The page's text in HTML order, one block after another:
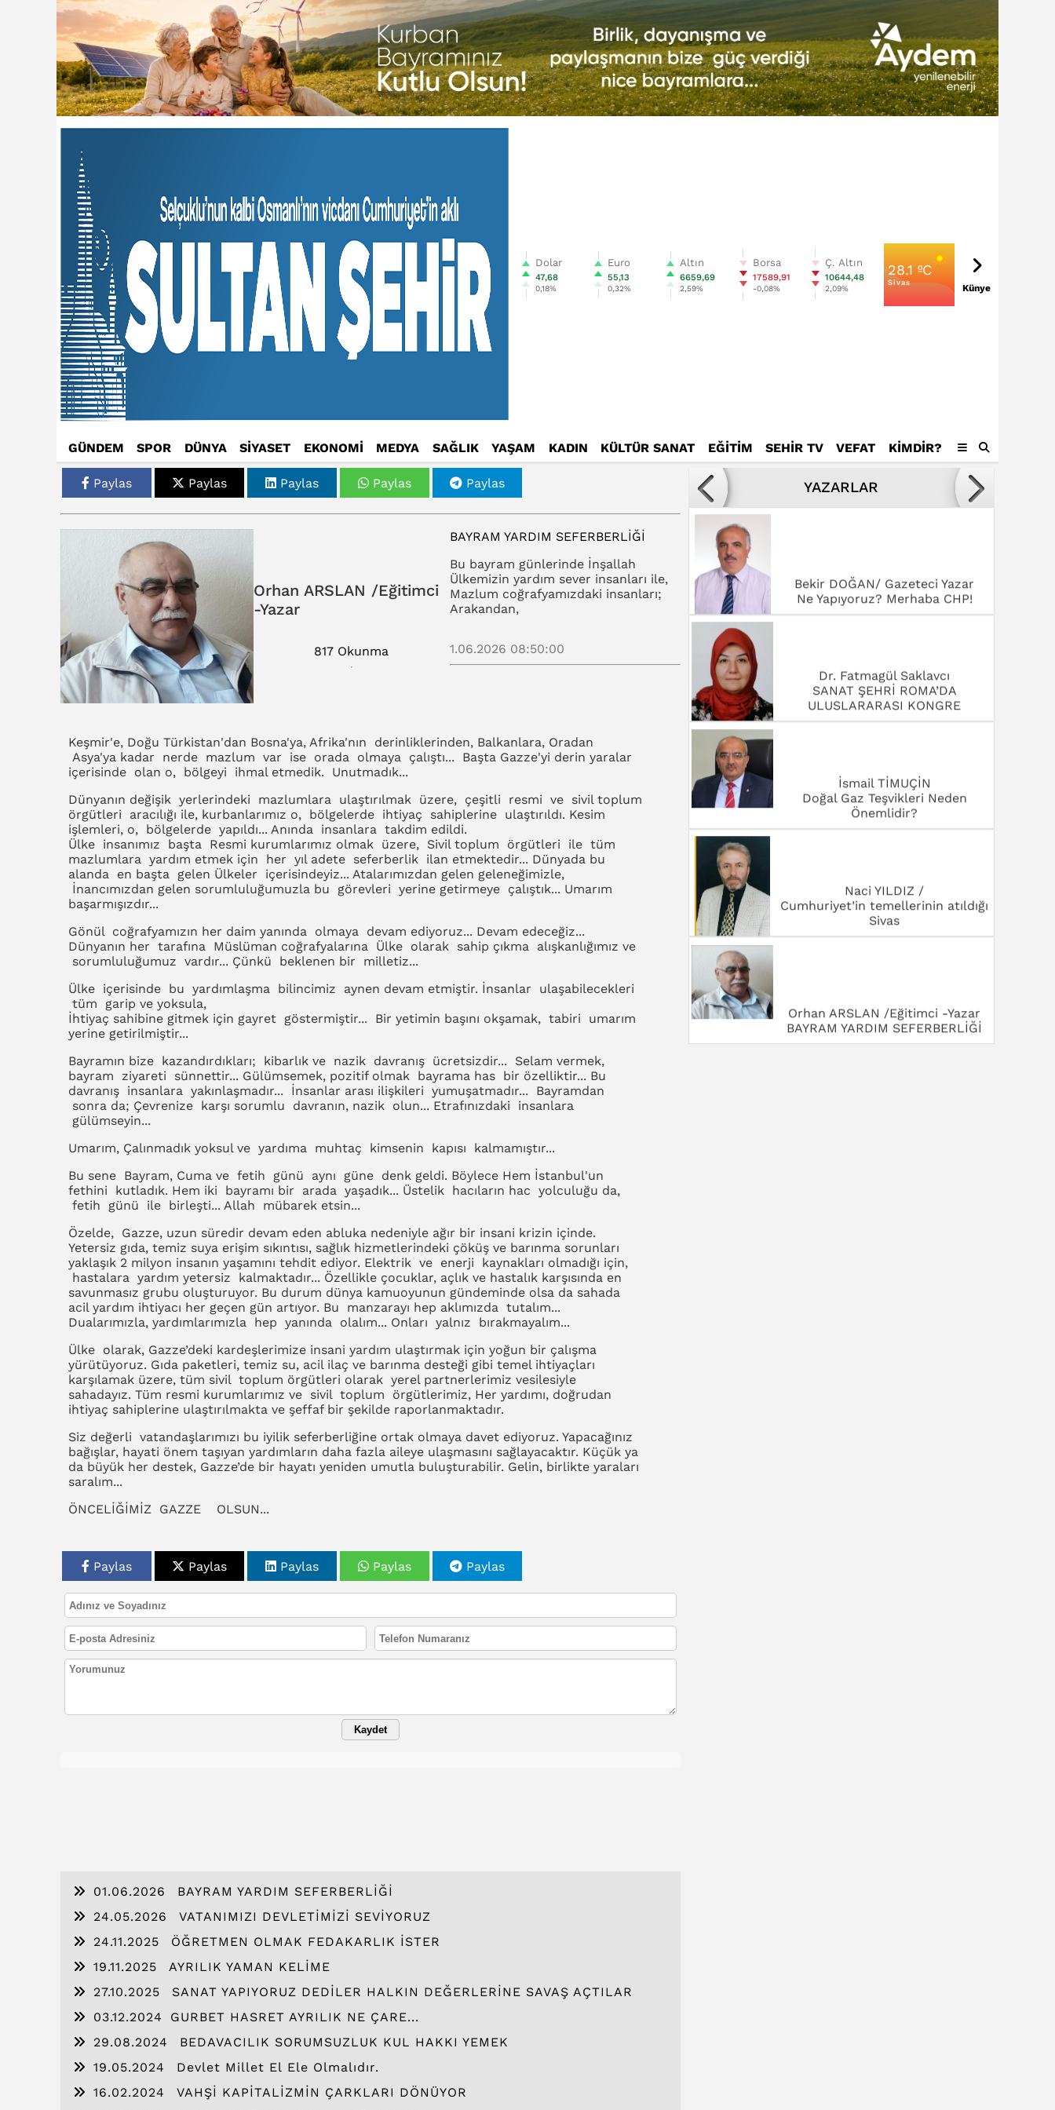
Dolar
47,68
0,18%
Euro
55,13
0,32%
Altın
6659,69
2,59%
Borsa
17589,91
-0,08%
Ç. Altın
10644,48
2,09%
28.1 ºC
Sivas
Künye
GÜNDEM SPOR DÜNYA SİYASET EKONOMİ MEDYA SAĞLIK YAŞAM KADIN KÜLTÜR SANAT EĞİTİM SEHİR TV VEFAT KIMDIR?
Paylas Paylas Paylas Paylas Paylas
Orhan ARSLAN /Eğitimci
-Yazar
817 Okunma
BAYRAM YARDIM SEFERBERLİĞİ
Bu bayram günlerinde İnşallah
Ülkemizin yardım sever insanları ile,
Mazlum coğrafyamızdaki insanları;
Arakandan,
1.06.2026 08:50:00
Keşmir'e, Doğu Türkistan'dan Bosna'ya, Afrika'nın derinliklerinden, Balkanlara, Oradan
Asya'ya kadar nerde mazlum var ise orada olmaya çalıştı... Başta Gazze'yi derin yaralar
içerisinde olan o, bölgeyi ihmal etmedik. Unutmadık...
Dünyanın değişik yerlerindeki mazlumlara ulaştırılmak üzere, çeşitli resmi ve sivil toplum
örgütleri aracılığı ile, kurbanlarımız o, bölgelerde ihtiyaç sahiplerine ulaştırıldı. Kesim
işlemleri, o, bölgelerde yapıldı... Anında insanlara takdim edildi.
Ülke insanımız başta Resmi kurumlarımız olmak üzere, Sivil toplum örgütleri ile tüm
mazlumlara yardım etmek için her yıl adete seferberlik ilan etmektedir... Dünyada bu
alanda en başta gelen Ülkeler içerisindeyiz... Atalarımızdan gelen geleneğimizle,
İnancımızdan gelen sorumluluğumuzla bu görevleri yerine getirmeye çalıştık... Umarım
başarmışızdır...
Gönül coğrafyamızın her daim yanında olmaya devam ediyoruz... Devam edeceğiz...
Dünyanın her tarafına Müslüman coğrafyalarına Ülke olarak sahip çıkma alışkanlığımız ve
sorumluluğumuz vardır... Çünkü beklenen bir milletiz...
Ülke içerisinde bu yardımlaşma bilincimiz aynen devam etmiştir. İnsanlar ulaşabilecekleri
tüm garip ve yoksula,
İhtiyaç sahibine gitmek için gayret göstermiştir... Bir yetimin başını okşamak, tabiri umarım
yerine getirilmiştir...
Bayramın bize kazandırdıkları; kibarlık ve nazik davranış ücretsizdir... Selam vermek,
bayram ziyareti sünnettir... Gülümsemek, pozitif olmak bayrama has bir özelliktir... Bu
davranış insanlara yakınlaşmadır... İnsanlar arası ilişkileri yumuşatmadır... Bayramdan
sonra da; Çevrenize karşı sorumlu davranın, nazik olun... Etrafınızdaki insanlara
gülümseyin...
Umarım, Çalınmadık yoksul ve yardıma muhtaç kimsenin kapısı kalmamıştır...
Bu sene Bayram, Cuma ve fetih günü aynı güne denk geldi. Böylece Hem İstanbul'un
fethini kutladık. Hem iki bayramı bir arada yaşadık... Üstelik hacıların hac yolculuğu da,
fetih günü ile birleşti... Allah mübarek etsin...
Özelde, Gazze, uzun süredir devam eden abluka nedeniyle ağır bir insani krizin içinde.
Yetersiz gıda, temiz suya erişim sıkıntısı, sağlık hizmetlerindeki çöküş ve barınma sorunları
yaklaşık 2 milyon insanın yaşamını tehdit ediyor. Elektrik ve enerji kaynakları olmadığı için,
hastalara yardım yetersiz kalmaktadır... Özellikle çocuklar, açlık ve hastalık karşısında en
savunmasız grubu oluşturuyor. Bu durum dünya kamuoyunun gündeminde olsa da sahada
acil yardım ihtiyacı her geçen gün artıyor. Bu manzarayı hep aklımızda tutalım...
Dualarımızla, yardımlarımızla hep yanında olalım... Onları yalnız bırakmayalım...
Ülke olarak, Gazze’deki kardeşlerimize insani yardım ulaştırmak için yoğun bir çalışma
yürütüyoruz. Gıda paketleri, temiz su, acil ilaç ve barınma desteği gibi temel ihtiyaçları
karşılamak üzere, tüm sivil toplum örgütleri olarak yerel partnerlerimiz vesilesiyle
sahadayız. Tüm resmi kurumlarımız ve sivil toplum örgütlerimiz, Her yardımı, doğrudan
ihtiyaç sahiplerine ulaştırılmakta ve şeffaf bir şekilde raporlanmaktadır.
Siz değerli vatandaşlarımızı bu iyilik seferberliğine ortak olmaya davet ediyoruz. Yapacağınız
bağışlar, hayati önem taşıyan yardımların daha fazla aileye ulaşmasını sağlayacaktır. Küçük ya
da büyük her destek, Gazze’de bir hayatı yeniden umutla buluşturabilir. Gelin, birlikte yaraları
saralım...
ÖNCELİĞİMİZ GAZZE OLSUN...
Paylas Paylas Paylas Paylas Paylas
Kaydet
01.06.2026
BAYRAM YARDIM SEFERBERLİĞİ
24.05.2026
VATANIMIZI DEVLETİMİZİ SEVİYORUZ
24.11.2025
ÖĞRETMEN OLMAK FEDAKARLIK İSTER
19.11.2025
AYRILIK YAMAN KELİME
27.10.2025
SANAT YAPIYORUZ DEDİLER HALKIN DEĞERLERİNE SAVAŞ AÇTILAR
03.12.2024
​GURBET HASRET AYRILIK NE ÇARE...
29.08.2024
BEDAVACILIK SORUMSUZLUK KUL HAKKI YEMEK
19.05.2024
Devlet Millet El Ele Olmalıdır.
16.02.2024
VAHŞİ KAPİTALİZMİN ÇARKLARI DÖNÜYOR
YAZARLAR
Avukat Mustafa Tamer
Kötülükler ve kötüler karşısında
yenilmek,
Bekir DOĞAN/ Gazeteci Yazar
Ne Yapıyoruz? Merhaba CHP!
Dr. Fatmagül Saklavcı
SANAT ŞEHRİ ROMA’DA
ULUSLARARASI KONGRE
İsmail TİMUÇİN
Doğal Gaz Teşvikleri Neden
Önemlidir?
Naci YILDIZ /
Cumhuriyet’in temellerinin atıldığı
Sivas
Orhan ARSLAN /Eğitimci -Yazar
BAYRAM YARDIM SEFERBERLİĞİ